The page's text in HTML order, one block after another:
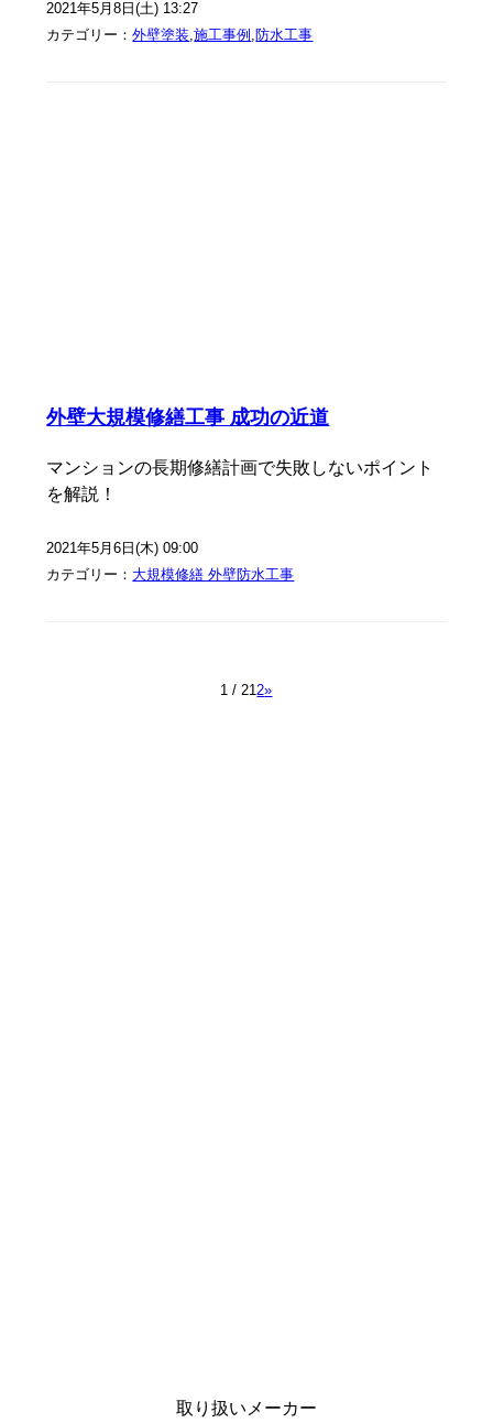
2021年5月8日(土) 13:27
カテゴリー：外壁塗装,施工事例 ,防水工事
外壁大規模修繕工事 成功の近道
マンションの長期修繕計画で失敗しないポイント
を解説！
2021年5月6日(木) 09:00
カテゴリー： 大規模修繕 外壁防水工事
1 / 212»
取り扱いメーカー